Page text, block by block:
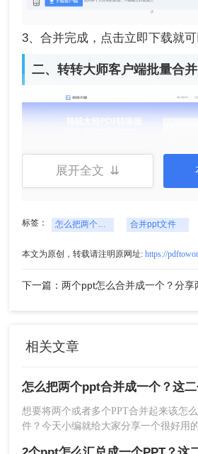
3、合并完成，点击立即下载就可
二、转转大师客户端批量合
官网：https://pdf.55.la/
下面我们来具体操作⬇⬇⬇
合并”功能。
展开全文 ⇊
标签： 怎么把两个ppt合并成一个 合并ppt文件
本文为原创，转载请注明原网址: https://
下一篇：两个ppt怎么合并成一个？分享
相关文章
怎么把两个ppt合并成一个？这二
想要将两个或者多个PPT合并起来该怎
件？今天小编就给大家分享一个很好用